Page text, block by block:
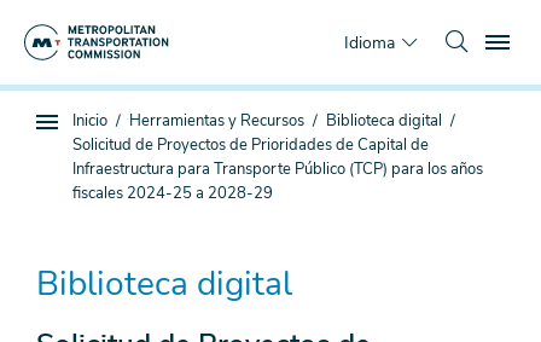
Idioma
Navegación
subpágina
Estás
aquí
Inicio Herramientas y Recursos
Biblioteca digital
Solicitud de Proyectos de Prioridades de Capital de
Infraestructura para Transporte Público (TCP) para los años
fiscales 2024-25 a 2028-29
Biblioteca digital